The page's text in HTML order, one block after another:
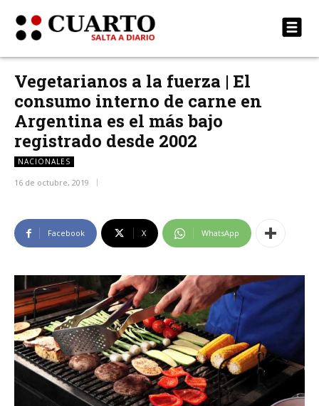
Vegetarianos a la fuerza | El
consumo interno de carne en
Argentina es el más bajo
registrado desde 2002
NACIONALES
16 de octubre, 2019
Facebook X WhatsApp